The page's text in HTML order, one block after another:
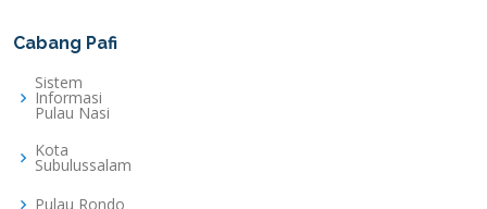
Cabang Pafi
Sistem
Informasi
Pulau Nasi
Kota
Subulussalam
Pulau Rondo